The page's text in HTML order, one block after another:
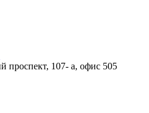
проспект, 107- а, офис 505